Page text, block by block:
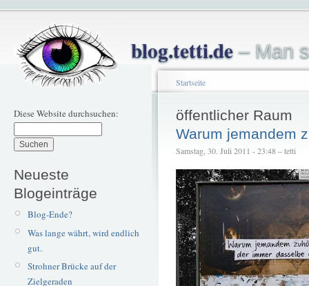
blog.tetti.de– Man
Diese Website durchsuchen:
Neueste
Blogeinträge
Blog-Ende?
Was lange währt, wird endlich
gut.
Strohner Brücke auf der
Zielgeraden
Startseite
öffentlicher Raum
Warum jemandem
Samstag, 30. Juli 2011 - 23:48 – tetti